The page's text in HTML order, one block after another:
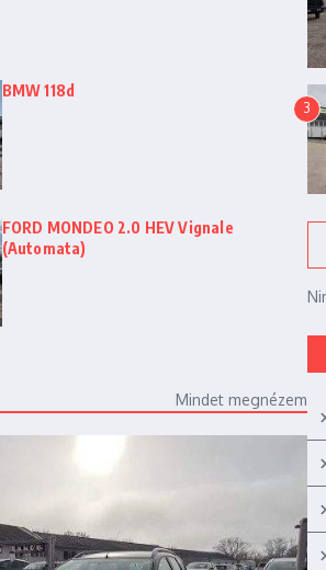
BMW 118d
FORD MONDEO 2.0 HEV Vignale
(Automata)
Mindet megnézem
3